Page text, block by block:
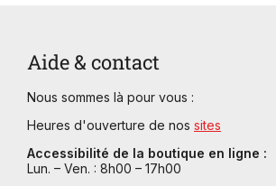
Aide & contact
Nous sommes là pour vous :
Heures d'ouverture de nos sites
Accessibilité de la boutique en ligne :
Lun. – Ven. : 8h00 – 17h00